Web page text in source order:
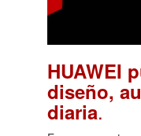
HUAWEI
diseño,
diaria.